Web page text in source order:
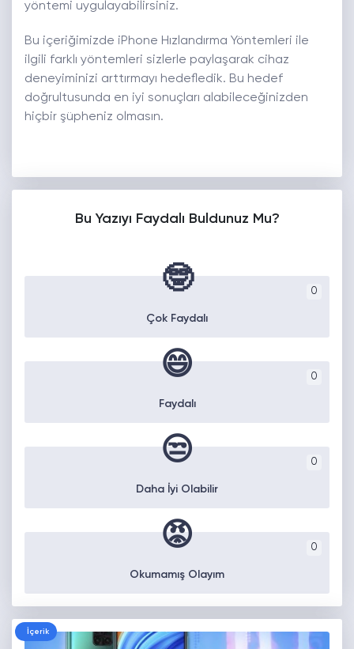
yöntemi uygulayabilirsiniz.
Bu içeriğimizde iPhone Hızlandırma Yöntemleri ile
ilgili farklı yöntemleri sizlerle paylaşarak cihaz
deneyiminizi arttırmayı hedefledik. Bu hedef
doğrultusunda en iyi sonuçları alabileceğinizden
hiçbir şüpheniz olmasın.
Bu Yazıyı Faydalı Buldunuz Mu?
0
🤓
Çok Faydalı
0
😄
Faydalı
0
😒
Daha İyi Olabilir
0
😡
Okumamış Olayım
İçerik